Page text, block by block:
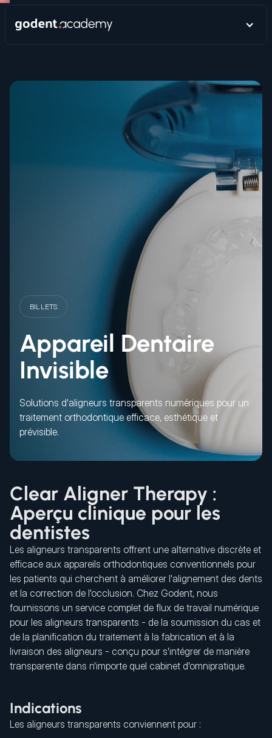
BILLETS
Appareil Dentaire
Invisible
Solutions d'aligneurs transparents numériques pour un
traitement orthodontique efficace, esthétique et
prévisible.
Clear Aligner Therapy :
Aperçu clinique pour les
dentistes
Les aligneurs transparents offrent une alternative discrète et
efficace aux appareils orthodontiques conventionnels pour
les patients qui cherchent à améliorer l'alignement des dents
et la correction de l'occlusion. Chez Godent, nous
fournissons un service complet de flux de travail numérique
pour les aligneurs transparents - de la soumission du cas et
de la planification du traitement à la fabrication et à la
livraison des aligneurs - conçu pour s'intégrer de manière
transparente dans n'importe quel cabinet d'omnipratique.
Indications
Les aligneurs transparents conviennent pour :